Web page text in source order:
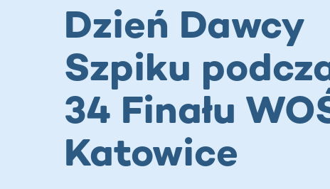
Dzień Dawcy
Szpiku
34 Finału
Katowice